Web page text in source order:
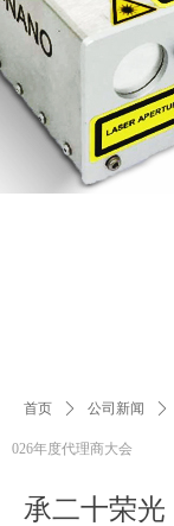
承二十荣
首页 ꄲ 公司新闻 ꄲ
026年度代理商大会